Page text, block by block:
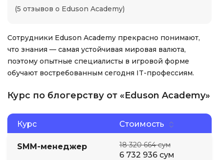
(5 отзывов о Eduson Academy)
Сотрудники Eduson Academy прекрасно понимают,
что знания — самая устойчивая мировая валюта,
поэтому опытные специалисты в игровой форме
обучают востребованным сегодня IT-профессиям.
Курс по блогерству от «Eduson Academy»
Курс Стоимость
SMM-менеджер 18 320 664 сум
6 732 936 сум